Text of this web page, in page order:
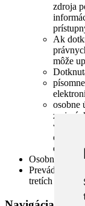
zdroja
Ak
môže
osobne
zrejmé,
osoby;
Osobné údaje
tretích krajín.